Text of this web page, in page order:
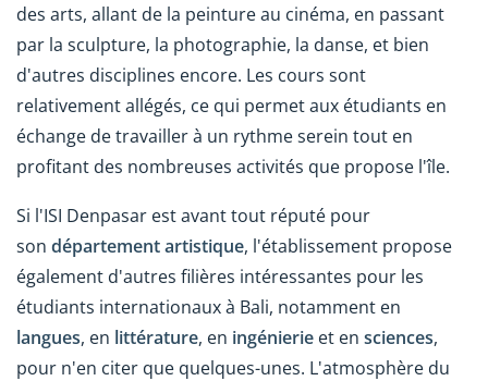
des arts, allant de la peinture au cinéma, en passant
par la sculpture, la photographie, la danse, et bien
d'autres disciplines encore. Les cours sont
relativement allégés, ce qui permet aux étudiants en
échange de travailler à un rythme serein tout en
profitant des nombreuses activités que propose l'île.
Si l'ISI Denpasar est avant tout réputé pour
son département artistique, l'établissement propose
également d'autres filières intéressantes pour les
étudiants internationaux à Bali, notamment en
langues, en littérature, en ingénierie et en sciences,
pour n'en citer que quelques-unes. L'atmosphère du